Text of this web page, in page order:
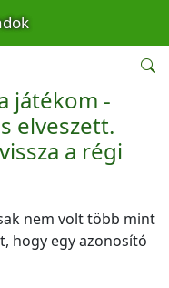
játékom -
elveszett.
a régi
nem volt több mint
hogy egy azonosító